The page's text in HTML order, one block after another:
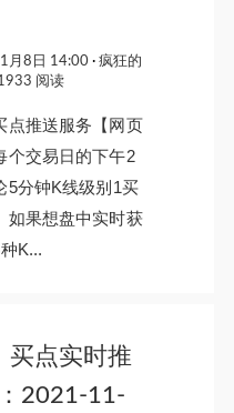
月8日 14:00
疯狂的
阅读
点推送服务【网页
个交易日的下午2
5分钟K线级别1买
如果想盘中实时获
K...
买点实时推
2021-11-